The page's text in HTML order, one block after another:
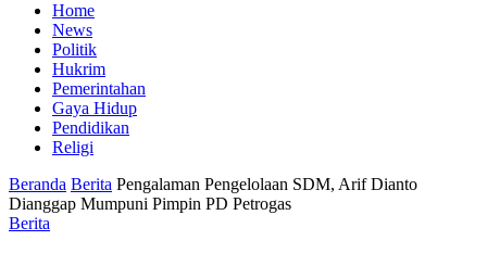
Home
News
Politik
Hukrim
Pemerintahan
Gaya Hidup
Pendidikan
Religi
Beranda Berita Pengalaman Pengelolaan SDM, Arif Dianto
Dianggap Mumpuni Pimpin PD Petrogas
Berita